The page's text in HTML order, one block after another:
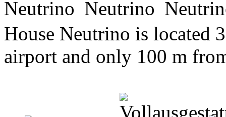
House Neutrino is located
airport and only 100 m